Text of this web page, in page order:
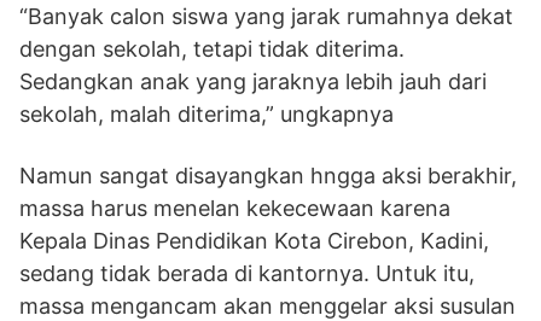
“Banyak calon siswa yang jarak rumahnya dekat
dengan sekolah, tetapi tidak diterima.
Sedangkan anak yang jaraknya lebih jauh dari
sekolah, malah diterima,” ungkapnya
Namun sangat disayangkan hngga aksi berakhir,
massa harus menelan kekecewaan karena
Kepala Dinas Pendidikan Kota Cirebon, Kadini,
sedang tidak berada di kantornya. Untuk itu,
massa mengancam akan menggelar aksi susulan